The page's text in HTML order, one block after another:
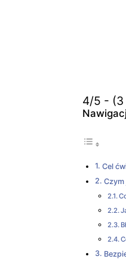
4/5 - (3
Cel
Czym